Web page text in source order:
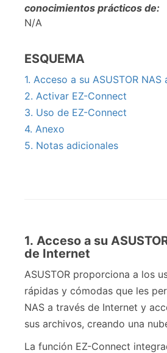
conocimientos prácticos de:
N/A
ESQUEMA
1. Acceso a su ASUSTOR
2. Activar EZ-Connect
3. Uso de EZ-Connect
4. Anexo
5. Notas adicionales
1. Acceso a su
de Internet
ASUSTOR proporciona a los
rápidas y cómodas que les
NAS a través de Internet y
sus archivos, creando una
La función EZ-Connect